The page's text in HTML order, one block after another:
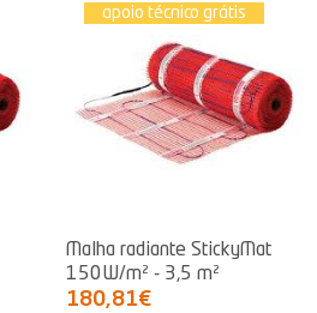
apoio técnico grátis
Malha radiante StickyMat
150W/m² - 3,5 m²
180,81€